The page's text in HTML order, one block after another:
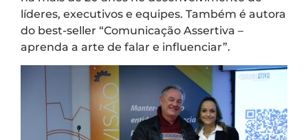
líderes, executivos e equipes. Também é autora
do best-seller “Comunicação Assertiva –
aprenda a arte de falar e influenciar”.